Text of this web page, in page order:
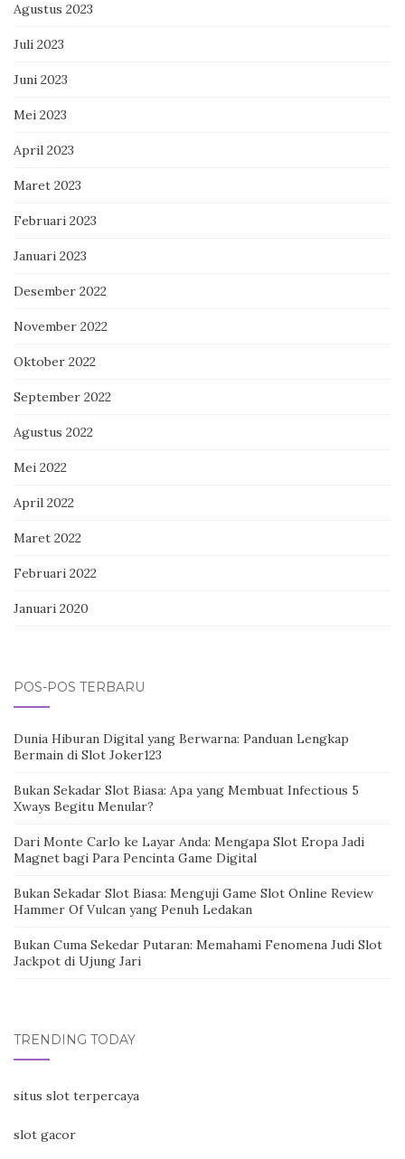
Agustus 2023
Juli 2023
Juni 2023
Mei 2023
April 2023
Maret 2023
Februari 2023
Januari 2023
Desember 2022
November 2022
Oktober 2022
September 2022
Agustus 2022
Mei 2022
April 2022
Maret 2022
Februari 2022
Januari 2020
POS-POS TERBARU
Dunia Hiburan Digital yang Berwarna: Panduan Lengkap
Bermain di Slot Joker123
Bukan Sekadar Slot Biasa: Apa yang Membuat Infectious 5
Xways Begitu Menular?
Dari Monte Carlo ke Layar Anda: Mengapa Slot Eropa Jadi
Magnet bagi Para Pencinta Game Digital
Bukan Sekadar Slot Biasa: Menguji Game Slot Online Review
Hammer Of Vulcan yang Penuh Ledakan
Bukan Cuma Sekedar Putaran: Memahami Fenomena Judi Slot
Jackpot di Ujung Jari
TRENDING TODAY
situs slot terpercaya
slot gacor